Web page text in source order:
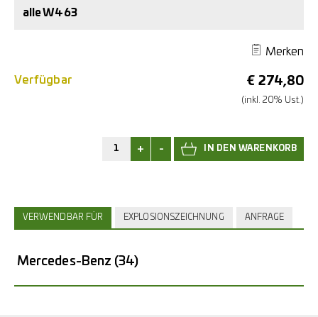
alle W463
Merken
€ 274,80
(inkl. 20% Ust.)
Verfügbar
+ -
VERWENDBAR FÜR EXPLOSIONSZEICHNUNG ANFRAGE
Mercedes-Benz (34)